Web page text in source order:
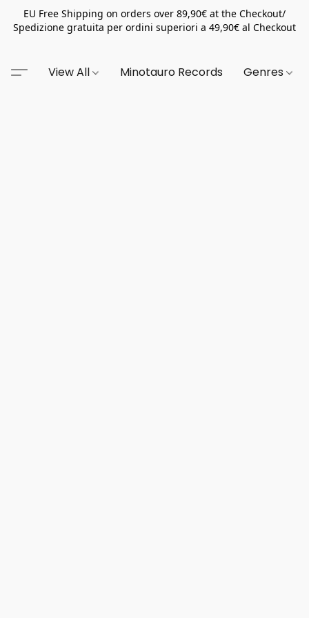
EU Free Shipping on orders over 89,90€ at the Checkout/
Spedizione gratuita per ordini superiori a 49,90€ al Checkout
View All Minotauro Records Genres